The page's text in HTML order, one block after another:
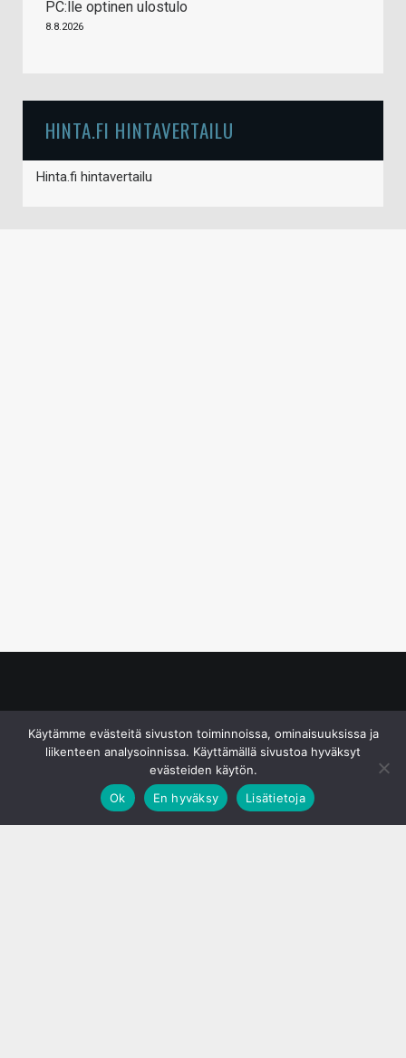
PC:lle optinen ulostulo
8.8.2026
HINTA.FI HINTAVERTAILU
Hinta.fi hintavertailu
Käytämme evästeitä sivuston toiminnoissa, ominaisuuksissa ja
liikenteen analysoinnissa. Käyttämällä sivustoa hyväksyt
evästeiden käytön.
Ok
En hyväksy Lisätietoja